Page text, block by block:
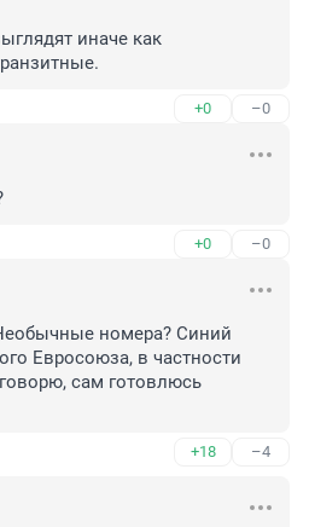
иначе как
+0 –0
+0 –0
номера? Синий
Евросоюза, в частности
сам готовлюсь
+18 –4